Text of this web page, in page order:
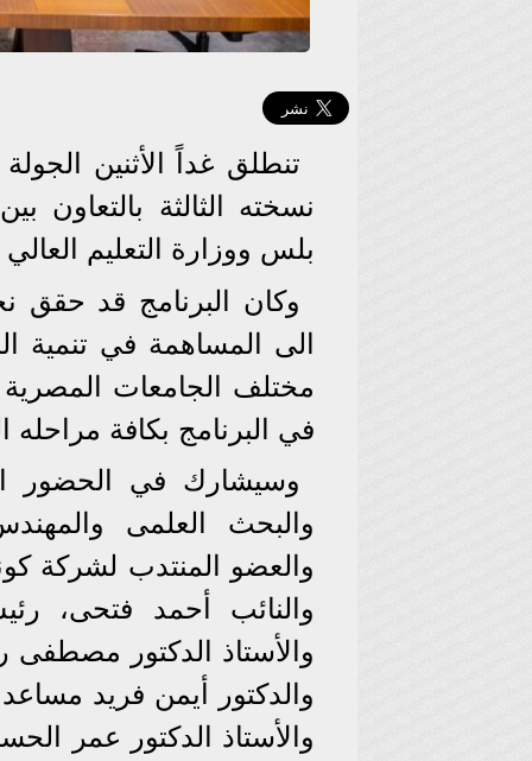
تنطلق غداً الأثنين
نسخته الثالثة
بلس ووزارة التعليم
وكان البرنامج قد حقق
الى المساهمة في تنمية
مختلف الجامعات
في البرنامج بكافة مراحله
وسيشارك في الحضور
والبحث العلمى
والعضو المنتدب لشركة
والنائب أحمد فتحى،
والأستاذ الدكتور
والدكتور أيمن فريد
والأستاذ الدكتور عمر